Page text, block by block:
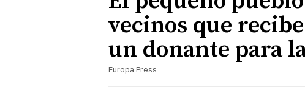
vecinos que
un donante para
Europa Press